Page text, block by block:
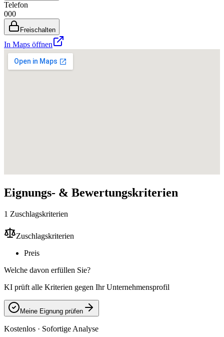
Telefon
000
Freischalten
In Maps öffnen
Eignungs- & Bewertungskriterien
1 Zuschlagskriterien
Zuschlagskriterien
Preis
Welche davon erfüllen Sie?
KI prüft alle Kriterien gegen Ihr Unternehmensprofil
Meine Eignung prüfen
Kostenlos · Sofortige Analyse